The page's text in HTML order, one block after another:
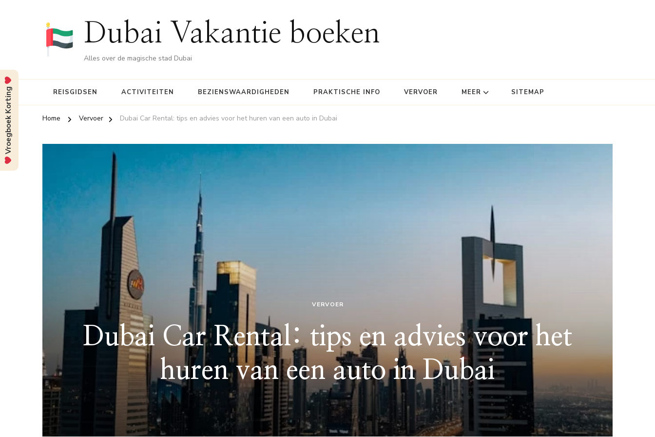
Dubai Vakantie boeken
Alles over de magische stad Dubai
REISGIDSEN ACTIVITEITEN BEZIENSWAARDIGHEDEN PRAKTISCHE INFO VERVOER MEER SITEMAP
Home Vervoer Dubai Car Rental: tips en advies voor het huren van een auto in Dubai
VERVOER
Dubai Car Rental: tips en advies voor het
huren van een auto in Dubai
Vroegboek Korting